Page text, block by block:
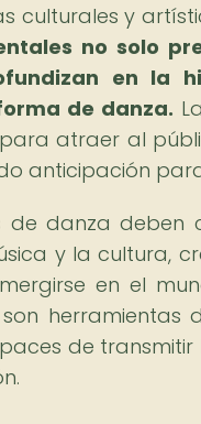
culturales y
no solo
en la
de danza.
atraer al
anticipación
de danza
y la cultura,
en el
herramientas
de